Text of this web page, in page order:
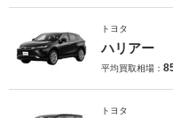
トヨタ
ハリアー
平均買取相場：
トヨタ